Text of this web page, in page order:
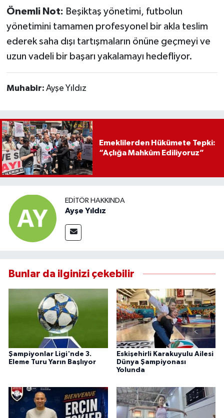
Önemli Not: Beşiktaş yönetimi, futbolun
yönetimini tamamen profesyonel bir akla teslim
ederek saha dışı tartışmaların önüne geçmeyi ve
uzun vadeli bir başarı yakalamayı hedefliyor.
Muhabir: Ayşe Yıldız
Emeklilerden Hükümete Tepki:
“Açlığa Mahkûm Ediliyoruz”
EDITÖR HAKKINDA
Ayşe Yıldız
Bunlar da ilginizi çekebilir
Şampiyonlar Ligi'nde 3.
Eleme Turu Yarın Başlıyor
Eskişehirli Karakuyulu Ailesi
Dünya Şampiyonası
Yolunda